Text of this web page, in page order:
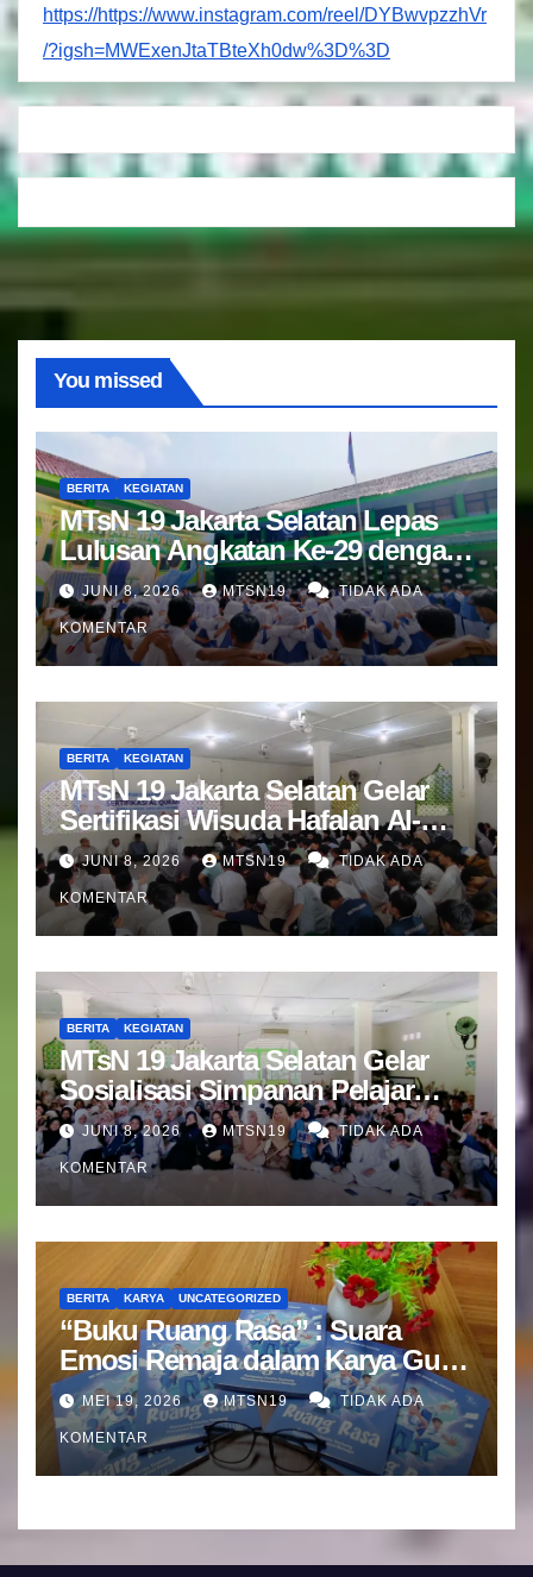
https://https://www.instagram.com/reel/DYBwvpzzhVr
/?igsh=MWExenJtaTBteXh0dw%3D%3D
You missed
BERITA KEGIATAN
MTsN 19 Jakarta Selatan Lepas
Lulusan Angkatan Ke-29 dengan
Doa dan Harapan Terbaik
JUNI 8, 2026 MTSN19 TIDAK ADA
KOMENTAR
BERITA KEGIATAN
MTsN 19 Jakarta Selatan Gelar
Sertifikasi Wisuda Hafalan Al-
Qur’an
JUNI 8, 2026 MTSN19 TIDAK ADA
KOMENTAR
BERITA KEGIATAN
MTsN 19 Jakarta Selatan Gelar
Sosialisasi Simpanan Pelajar
(SIMPEL) Bersama Bank Mandiri
JUNI 8, 2026 MTSN19 TIDAK ADA
KOMENTAR
BERITA KARYA UNCATEGORIZED
“Buku Ruang Rasa” : Suara
Emosi Remaja dalam Karya Guru
BK MTsN 19 Jakarta Selatan
MEI 19, 2026 MTSN19 TIDAK ADA
KOMENTAR